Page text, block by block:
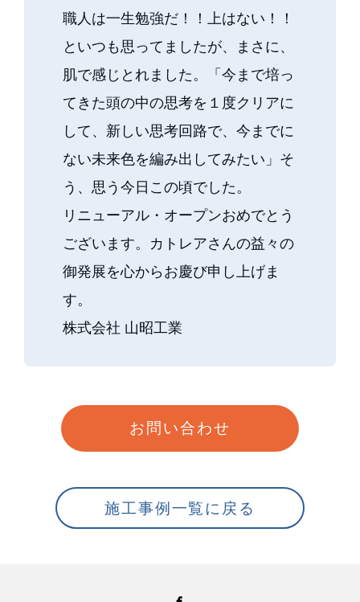
職人は一生勉強だ！！上はない！！
といつも思ってましたが、まさに、
肌で感じとれました。「今まで培っ
てきた頭の中の思考を１度クリアに
して、新しい思考回路で、今までに
ない未来色を編み出してみたい」そ
う、思う今日この頃でした。
リニューアル・オープンおめでとう
ございます。カトレアさんの益々の
御発展を心からお慶び申し上げま
す。
株式会社 山昭工業
お問い合わせ
施工事例一覧に戻る